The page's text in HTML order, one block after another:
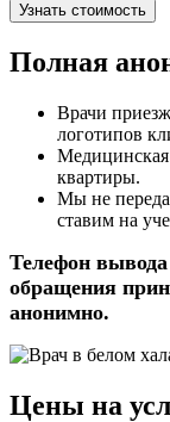
Узнать стоимость
Полная
Врачи
логотипов
Медицинская
квартиры.
Мы не
ставим на
Телефон вывода
обращения
анонимно.
Цены на